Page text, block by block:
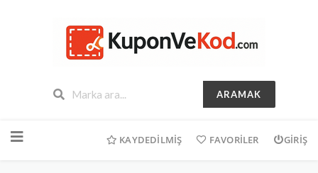
ARAMAK
geç
KAYDEDILMIŞ FAVORILER GIRIŞ